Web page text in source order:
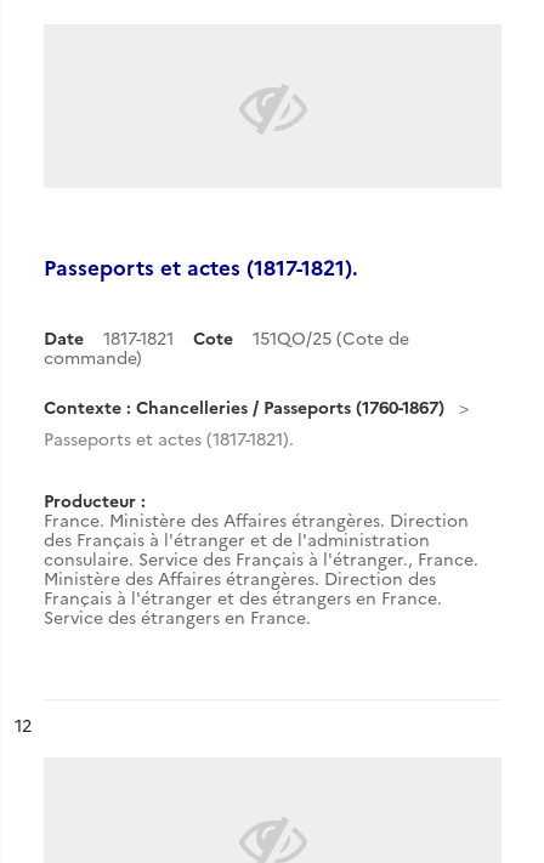
Passeports et actes (1817-1821).
Date 1817-1821 Cote
151QO/25 (Cote de
commande)
Contexte : Chancelleries / Passeports (1760-1867)
Passeports et actes (1817-1821).
Producteur :
France. Ministère des Affaires étrangères. Direction
des Français à l'étranger et de l'administration
consulaire. Service des Français à l'étranger., France.
Ministère des Affaires étrangères. Direction des
Français à l'étranger et des étrangers en France.
Service des étrangers en France.
n°
12